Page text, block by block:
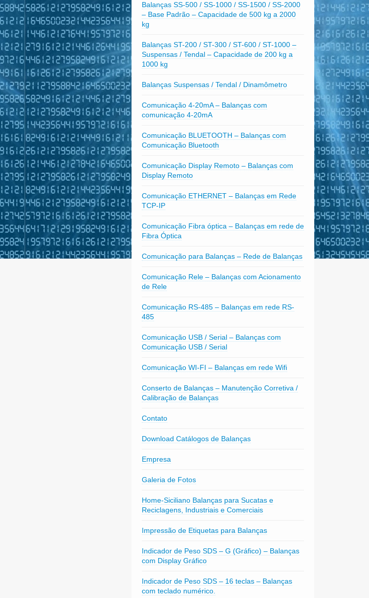
Balanças SS-500 / SS-1000 / SS-1500 / SS-2000
– Base Padrão – Capacidade de 500 kg a 2000
kg
Balanças ST-200 / ST-300 / ST-600 / ST-1000 –
Suspensas / Tendal – Capacidade de 200 kg a
1000 kg
Balanças Suspensas / Tendal / Dinamômetro
Comunicação 4-20mA – Balanças com
comunicação 4-20mA
Comunicação BLUETOOTH – Balanças com
Comunicação Bluetooth
Comunicação Display Remoto – Balanças com
Display Remoto
Comunicação ETHERNET – Balanças em Rede
TCP-IP
Comunicação Fibra óptica – Balanças em rede de
Fibra Óptica
Comunicação para Balanças – Rede de Balanças
Comunicação Rele – Balanças com Acionamento
de Rele
Comunicação RS-485 – Balanças em rede RS-
485
Comunicação USB / Serial – Balanças com
Comunicação USB / Serial
Comunicação WI-FI – Balanças em rede Wifi
Conserto de Balanças – Manutenção Corretiva /
Calibração de Balanças
Contato
Download Catálogos de Balanças
Empresa
Galeria de Fotos
Home-Siciliano Balanças para Sucatas e
Reciclagens, Industriais e Comerciais
Impressão de Etiquetas para Balanças
Indicador de Peso SDS – G (Gráfico) – Balanças
com Display Gráfico
Indicador de Peso SDS – 16 teclas – Balanças
com teclado numérico.